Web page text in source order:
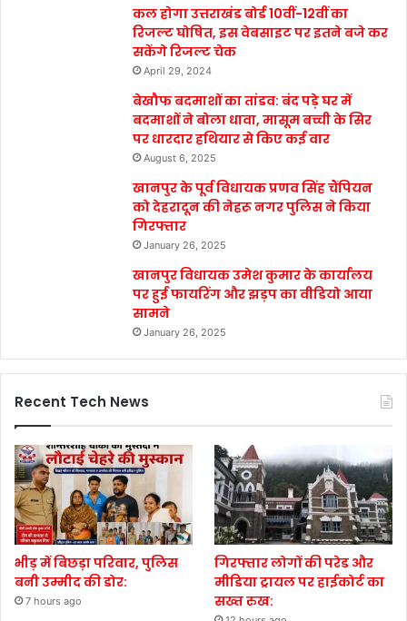
कल होगा उत्तराखंड बोर्ड 10वीं-12वीं का
रिजल्ट घोषित, इस वेबसाइट पर इतने बजे कर
सकेंगे रिजल्ट चेक
April 29, 2024
बेखौफ बदमाशों का तांडव: बंद पड़े घर में
बदमाशों ने बोला धावा, मासूम बच्ची के सिर
पर धारदार हथियार से किए कई वार
August 6, 2025
खानपुर के पूर्व विधायक प्रणव सिंह चैंपियन
को देहरादून की नेहरू नगर पुलिस ने किया
गिरफ्तार
January 26, 2025
खानपुर विधायक उमेश कुमार के कार्यालय
पर हुई फायरिंग और झड़प का वीडियो आया
सामने
January 26, 2025
Recent Tech News
भीड़ में बिछड़ा परिवार, पुलिस
बनी उम्मीद की डोर:
7 hours ago
गिरफ्तार लोगों की परेड और
मीडिया ट्रायल पर हाईकोर्ट का
सख्त रुख: